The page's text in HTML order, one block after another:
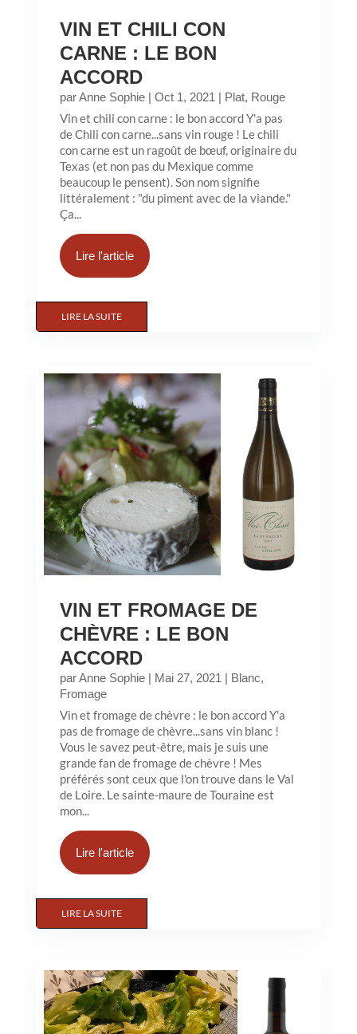
VIN ET CHILI CON
CARNE : LE BON
ACCORD
parAnne Sophie| Oct 1, 2021 | Plat, Rouge
Vin et chili con carne : le bon accord Y'a pas
de Chili con carne...sans vin rouge ! Le chili
con carne est un ragoût de bœuf, originaire du
Texas (et non pas du Mexique comme
beaucoup le pensent). Son nom signifie
littéralement : "du piment avec de la viande."
Ça...
Lire l'article
LIRE LA SUITE
VIN ET FROMAGE DE
CHÈVRE : LE BON
ACCORD
parAnne Sophie| Mai 27, 2021 | Blanc,
Fromage
Vin et fromage de chèvre : le bon accord Y'a
pas de fromage de chèvre...sans vin blanc !
Vous le savez peut-être, mais je suis une
grande fan de fromage de chèvre ! Mes
préférés sont ceux que l'on trouve dans le Val
de Loire. Le sainte-maure de Touraine est
mon...
Lire l'article
LIRE LA SUITE